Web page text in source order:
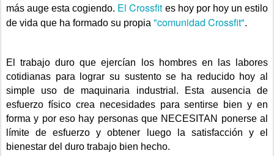
más auge esta cogiendo. El Crossfit es hoy por hoy un estilo
de vida que ha formado su propia "comunidad Crossfit".
El trabajo duro que ejercían los hombres en las labores
cotidianas para lograr su sustento se ha reducido hoy al
simple uso de maquinaria industrial. Esta ausencia de
esfuerzo físico crea necesidades para sentirse bien y en
forma y por eso hay personas que NECESITAN ponerse al
límite de esfuerzo y obtener luego la satisfacción y el
bienestar del duro trabajo bien hecho.